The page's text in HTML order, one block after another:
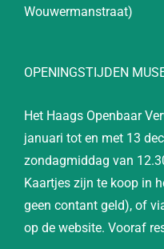
Wouwermanstraat)
OPENINGSTIJDEN
Het Haags Openbaar
januari tot en met 13
zondagmiddag van
Kaartjes zijn te koop in
geen contant geld), of
op de website. Vooraf